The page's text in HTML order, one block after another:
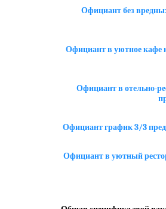
Официант без
Официант в уютное кафе
Официант в отельно-
Официант график 3/3
Официант в уютный